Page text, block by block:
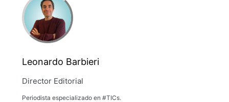
Leonardo Barbieri
Director Editorial
Periodista especializado en #TICs.